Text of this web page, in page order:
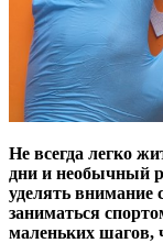
Не всегда легко
дни и необычный
уделять внимание
заниматься
маленьких шагов,